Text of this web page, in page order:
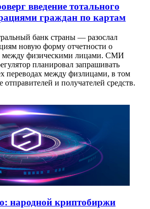
введение тотального
граждан по картам
банк страны — разослал
новую форму отчетности о
между физическими лицами. СМИ
планировал запрашивать
переводах между физлицами, в том
и получателей средств.
народной криптобиржи